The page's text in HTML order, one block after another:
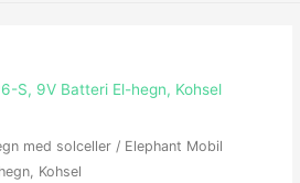
med solceller/ Elephant Mobil
Kohsel